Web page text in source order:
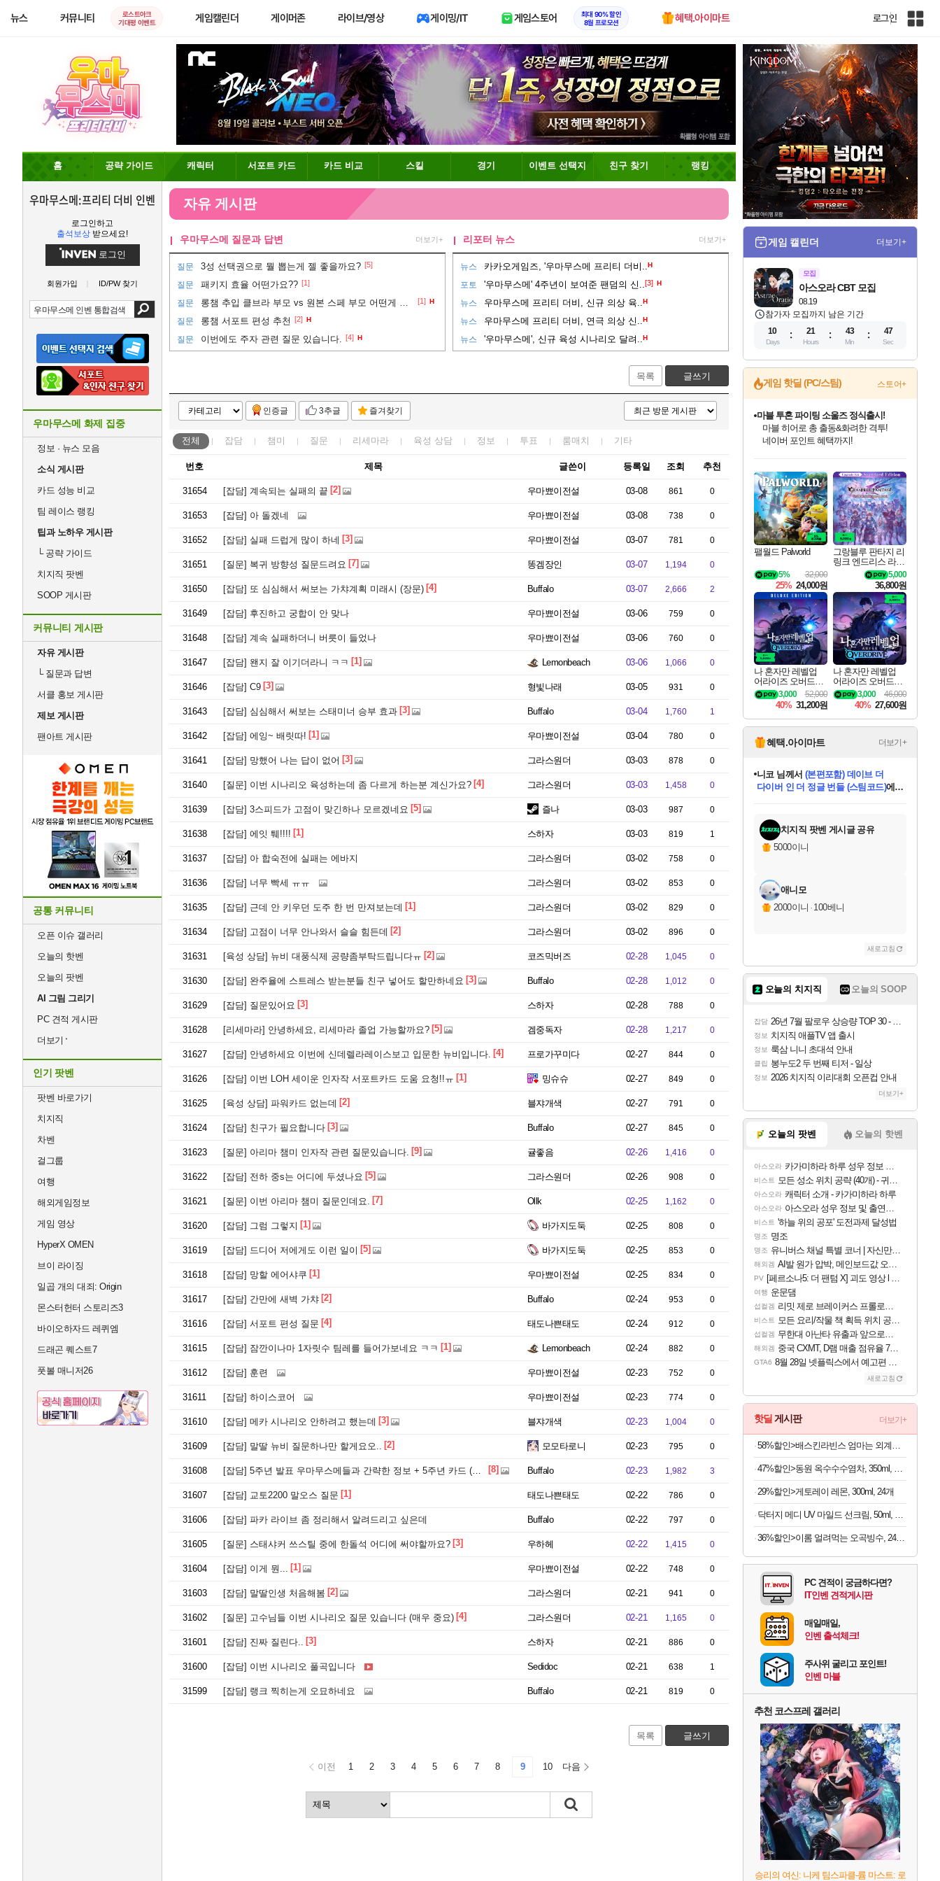
뉴스 커뮤니티
로스트아크
기대평 이벤트
게임캘린더 게이머존 라이브/영상 게이밍/IT 게임스토어
최대 90% 할인
8월 프로모션
혜택.아이마트 로그인
인
전
체
사
이
트
맵
홈 공략 가이드 캐릭터 서포트 카드 카드 비교 스킬 경기 이벤트 선택지 친구 찾기 랭킹
우마무스메:프리티 더비 인벤
로그인하고
출석보상 받으세요!
로그인
회원가입 ID/PW 찾기
우마무스메 화제 집중
정보 · 뉴스 모음
소식 게시판
카드 성능 비교
팀 레이스 랭킹
팁과 노하우 게시판
└공략 가이드
치지직 팟벤
SOOP 게시판
커뮤니티 게시판
자유 게시판
└질문과 답변
서클 홍보 게시판
제보 게시판
팬아트 게시판
공통 커뮤니티
오픈 이슈 갤러리
오늘의 핫벤
오늘의 팟벤
AI 그림 그리기
PC 견적 게시판
더보기
인기 팟벤
팟벤 바로가기
치지직
차벤
걸그룹
여행
해외게임정보
게임 영상
HyperX OMEN
브이 라이징
일곱 개의 대죄: Origin
몬스터헌터 스토리즈3
바이오하자드 레퀴엠
드래곤 퀘스트7
풋볼 매니저26
자유 게시판
우마무스메 질문과 답변 더보기+
질문 3성 선택권으로 뭘 뽑는게 젤 좋을까요? [5]
질문 패키지 효율 어떤가요?? [1]
질문 롱챔 추입 클브라 부모 vs 원본 스페 부모 어떤게 더 나은가요 [1] H
질문 롱챔 서포트 편성 추천 [2] H
질문 이번에도 주자 관련 질문 있습니다. [4] H
리포터 뉴스 더보기+
뉴스 카카오게임즈, '우마무스메 프리티 더비..H
포토 '우마무스메' 4주년이 보여준 팬덤의 신..[3] H
뉴스 우마무스메 프리티 더비, 신규 의상 육..H
뉴스 우마무스메 프리티 더비, 연극 의상 신..H
뉴스 '우마무스메', 신규 육성 시나리오 달려..H
목록 글쓰기
인증글 3추글 즐겨찾기
전체 잡담 챔미 질문 리세마라 육성 상담 정보 투표 룸매치 기타
번호 제목 글쓴이 등록일 조회 추천
31654 [잡담] 계속되는 실패의 끝 [2] 우마뾰이전설 03-08 861 0
31653 [잡담] 아 돌겠네 우마뾰이전설 03-08 738 0
31652 [잡담] 실패 드럽게 많이 하네 [3] 우마뾰이전설 03-07 781 0
31651 [질문] 복귀 방향성 질문드려요 [7] 똥겜장인 03-07 1,194 0
31650 [잡담] 또 심심해서 써보는 가챠계획 미래시 (장문) [4] Buffalo 03-07 2,666 2
31649 [잡담] 후진하고 궁합이 안 맞나 우마뾰이전설 03-06 759 0
31648 [잡담] 계속 실패하더니 버릇이 들었나 우마뾰이전설 03-06 760 0
31647 [잡담] 왠지 잘 이기더라니 ㅋㅋ [1] Lemonbeach 03-06 1,066 0
31646 [잡담] C9 [3] 형빛나래 03-05 931 0
31643 [잡담] 심심해서 써보는 스태미너 승부 효과 [3] Buffalo 03-04 1,760 1
31642 [잡담] 에잉~ 배릿따! [1] 우마뾰이전설 03-04 780 0
31641 [잡담] 망했어 나는 답이 없어 [3] 그라스원더 03-03 878 0
31640 [질문] 이번 시나리오 육성하는데 좀 다르게 하는분 계신가요? [4] 그라스원더 03-03 1,458 0
31639 [잡담] 3스피드가 고점이 맞긴하나 모르겠네요 [5] 즐나 03-03 987 0
31638 [잡담] 에잇 퉤!!!! [1] 스하자 03-03 819 1
31637 [잡담] 아 합숙전에 실패는 에바지 그라스원더 03-02 758 0
31636 [잡담] 너무 빡세 ㅠㅠ 그라스원더 03-02 853 0
31635 [잡담] 근데 안 키우던 도주 한 번 만져보는데 [1] 그라스원더 03-02 829 0
31634 [잡담] 고점이 너무 안나와서 슬슬 힘든데 [2] 그라스원더 03-02 896 0
31631 [육성 상담] 뉴비 대풍식제 공량좀부탁드립니다ㅠ [2] 코즈믹버즈 02-28 1,045 0
31630 [잡담] 완주율에 스트레스 받는분들 친구 넣어도 할만하네요 [3] Buffalo 02-28 1,012 0
31629 [잡담] 질문있어요 [3] 스하자 02-28 788 0
31628 [리세마라] 안녕하세요, 리세마라 졸업 가능할까요? [5] 겜중독자 02-28 1,217 0
31627 [잡담] 안녕하세요 이번에 신데렐라레이스보고 입문한 뉴비입니다. [4] 프로가꾸미다 02-27 844 0
31626 [잡담] 이번 LOH 세이운 인자작 서포트카드 도움 요청!!ㅠ [1] 밍슈슈 02-27 849 0
31625 [육성 상담] 파워카드 없는데 [2] 블쟈개색 02-27 791 0
31624 [잡담] 친구가 필요합니다 [3] Buffalo 02-27 845 0
31623 [질문] 아리마 챔미 인자작 관련 질문있습니다. [9] 귤좋음 02-26 1,416 0
31622 [잡담] 전하 중s는 어디에 두셨나요 [5] 그라스원더 02-26 908 0
31621 [질문] 이번 아리마 챔미 질문인데요. [7] Ollk 02-25 1,162 0
31620 [잡담] 그럼 그렇지 [1] 바가지도둑 02-25 808 0
31619 [잡담] 드디어 저에게도 이런 일이 [5] 바가지도둑 02-25 853 0
31618 [잡담] 망할 에어샤쿠 [1] 우마뾰이전설 02-25 834 0
31617 [잡담] 간만에 새벽 가챠 [2] Buffalo 02-24 953 0
31616 [잡담] 서포트 편성 질문 [4] 태도나쁜태도 02-24 912 0
31615 [잡담] 잠깐이나마 1자릿수 팀레를 들어가보네요 ㅋㅋ [1] Lemonbeach 02-24 882 0
31612 [잡담] 훈련 우마뾰이전설 02-23 752 0
31611 [잡담] 하이스코어 우마뾰이전설 02-23 774 0
31610 [잡담] 메카 시나리오 안하려고 했는데 [3] 블쟈개색 02-23 1,004 0
31609 [잡담] 말딸 뉴비 질문하나만 할게요오.. [2] 모모타로니 02-23 795 0
31608 [잡담] 5주년 발표 우마무스메들과 간략한 정보 + 5주년 카드 (장문) [8] Buffalo 02-23 1,982 3
31607 [잡담] 교토2200 말오스 질문 [1] 태도나쁜태도 02-22 786 0
31606 [잡담] 파카 라이브 좀 정리해서 알려드리고 싶은데 Buffalo 02-22 797 0
31605 [질문] 스태샤커 쓰스틸 중에 한돌석 어디에 써야할까요? [3] 우하헤 02-22 1,415 0
31604 [잡담] 이게 뭔... [1] 우마뾰이전설 02-22 748 0
31603 [잡담] 말딸인생 처음해봄 [2] 그라스원더 02-21 941 0
31602 [질문] 고수님들 이번 시나리오 질문 있습니다 (매우 중요) [4] 그라스원더 02-21 1,165 0
31601 [잡담] 진짜 질린다.. [3] 스하자 02-21 886 0
31600 [잡담] 이번 시나리오 풀곡입니다 Sedidoc 02-21 638 1
31599 [잡담] 랭크 찍히는게 오묘하네요 Buffalo 02-21 819 0
목록 글쓰기
이전 1 2 3 4 5 6 7 8 9 10 다음
게임 캘린더 더보기+
모집
08.19
아스오라 CBT 모집
참가자 모집까지 남은 기간
10
Days
21
Hours
43
Min
46
Sec
게임 핫딜 (PC/스팀) 스토어+
최대 90% 할인가를 만나보세요!
네이버혜택과 함께 만나보세요!
50%할인&추가 적립까지!
마블 투혼 파이팅 소울즈 정식출시!
마블 히어로 총 출동&화려한 격투!
네이버 포인트 혜택까지!
이니&베니 혜택까지!
네이버 혜택가와 함께 예약하세요!
할인&네이버혜택으로 만나보세요!
네이버페이 혜택과 만나보세요!
40주년 프로모션으로 만나보세요!
할인가에 만나보세요!
일부 에디션 상시 할인!
혜택으로 예약 판매 중
편안하게 충전하세요
팰월드 Palworld
32,000
5%
25% 24,000원
그랑블루 판타지 리
링크 엔드리스 라그
나로크 업그레이드
킷 Granblue Fantasy
Relink Endless Ragn
arok Upgrade Kit DL
C
5,000
36,800원
나 혼자만 레벨업
어라이즈 오버드라
이브 디럭스 에디션
Solo Leveling Arise
Overdrive Deluxe Edi
tion
52,000
3,000
40% 31,200원
나 혼자만 레벨업
어라이즈 오버드라
이브 Solo Leveling A
rise
46,000
3,000
40% 27,600원
혜택.아이마트 더보기+
교환.
당첨되셨습니다.
니코님께서 (본편포함) 데이브 더
다이버 인 더 정글 번들 (스팀코드)에
당첨되셨습니다.
당첨되셨습니다.
당첨되셨습니다.
당첨되셨습니다.
당첨되셨습니다.
에디션 (스팀코드)를 교환.
당첨되셨습니다.
치지직 팟벤 게시글 공유
5000이니
애니모
2000이니 · 100베니
새로고침
오늘의 치지직 오늘의 SOOP
잡담 26년 7월 팔로우 상승량 TOP 30 - 월간 치지직
정보 치지직 애플TV 앱 출시
정보 룩삼 니니 초대석 안내
클립 봉누도2 두 번째 티저 - 일상
정보 2026 치지직 이리대회 오픈컵 안내
더보기+
오늘의 팟벤 오늘의 핫벤
아스오라 카가미하라 하루 성우 정보 및 주요 필모
비스트 모든 성소 위치 공략 (40개) - 귀환한 영혼 도전과제
아스오라 캐릭터 소개 - 카가미하라 하루
아스오라 아스오라 성우 정보 및 출연작 모음
비스트 '하늘 위의 공포' 도전과제 달성법
명조 명조
명조 유니버스 채널 특별 코너 | 자신만의 스타일
해외겜 AI발 원가 압박, 메인보드값 오르나
PV [페르소나5: 더 팬텀 X] 괴도 영상 l 타카마키 안·댄싱 스타
여행 운문댐
섭컬겜 리밋 제로 브레이커스 프롤로그 테스트 후기 영상 업로드
비스트 모든 요리/작물 책 획득 위치 공략 (36개) - 미식가 도전과제
섭컬겜 무한대 아난타 유출과 앞으로의 예상 (루머)
해외겜 중국 CXMT, D램 매출 점유율 7%…글로벌 4위로 부상
GTA6 8월 28일 넷플릭스에서 예고편 공개 예정
새로고침
핫딜 게시판 더보기+
58%할인>배스킨라빈스 엄마는 외계인 초코볼, 32g, 6개입, 2개
47%할인>동원 옥수수수염차, 350ml, 24개
29%할인>게토레이 레몬, 300ml, 24개
닥터지 메디 UV 마일드 선크림, 50ml, 2개
36%할인>이롬 얼려먹는 오곡빙수, 24팩 + 통통단팥 4캔, 1세트
PC 견적이 궁금하다면?
IT인벤 견적게시판
매일매일,
인벤 출석체크!
주사위 굴리고 포인트!
인벤 마블
추천 코스프레 갤러리
승리의 여신: 니케 팀스파클-륨 마스트: 로